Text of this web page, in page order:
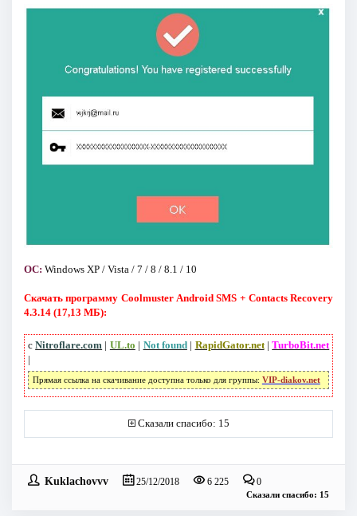
ОС: Windows XP / Vista / 7 / 8 / 8.1 / 10
Скачать программу Coolmuster Android SMS + Contacts Recovery
4.3.14 (17,13 МБ):
сNitroflare.com | UL.to | Not found| RapidGator.net|TurboBit.net
|
Прямая ссылка на скачивание доступна только для группы: VIP-diakov.net
Сказали спасибо: 15
Kuklachovvv 25/12/2018 6 225 0
Сказали спасибо: 15